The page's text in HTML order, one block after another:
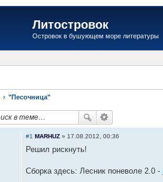
Литостровок
Островок в бушующем море литературы
"Песочница"
#1 MARHUZ » 17.08.2012, 00:36
Решил рискнуть!
Сборка здесь: Лесник поневоле 2.0 -